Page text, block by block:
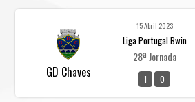
GD Chaves
15 Abril 2023
Liga Portugal Bwin
28ª Jornada
1 0